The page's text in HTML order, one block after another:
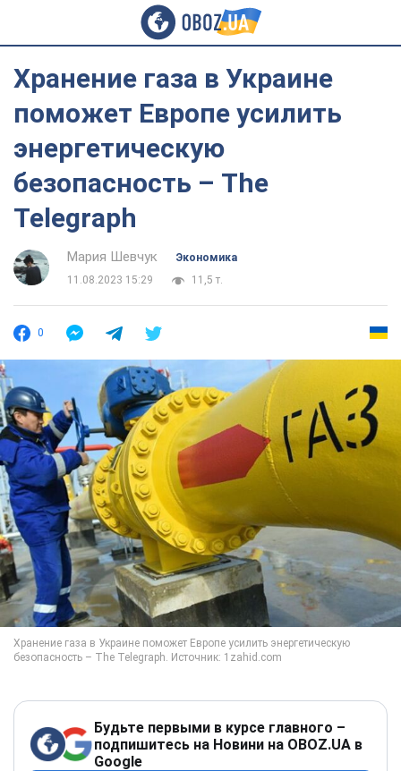
Хранение газа в Украине
поможет Европе усилить
энергетическую
безопасность – The
Telegraph
Мария Шевчук
Экономика
11.08.2023 15:29
11,5 т.
0
Будьте первыми в курсе главного –
подпишитесь на Новини на OBOZ.UA в
Google